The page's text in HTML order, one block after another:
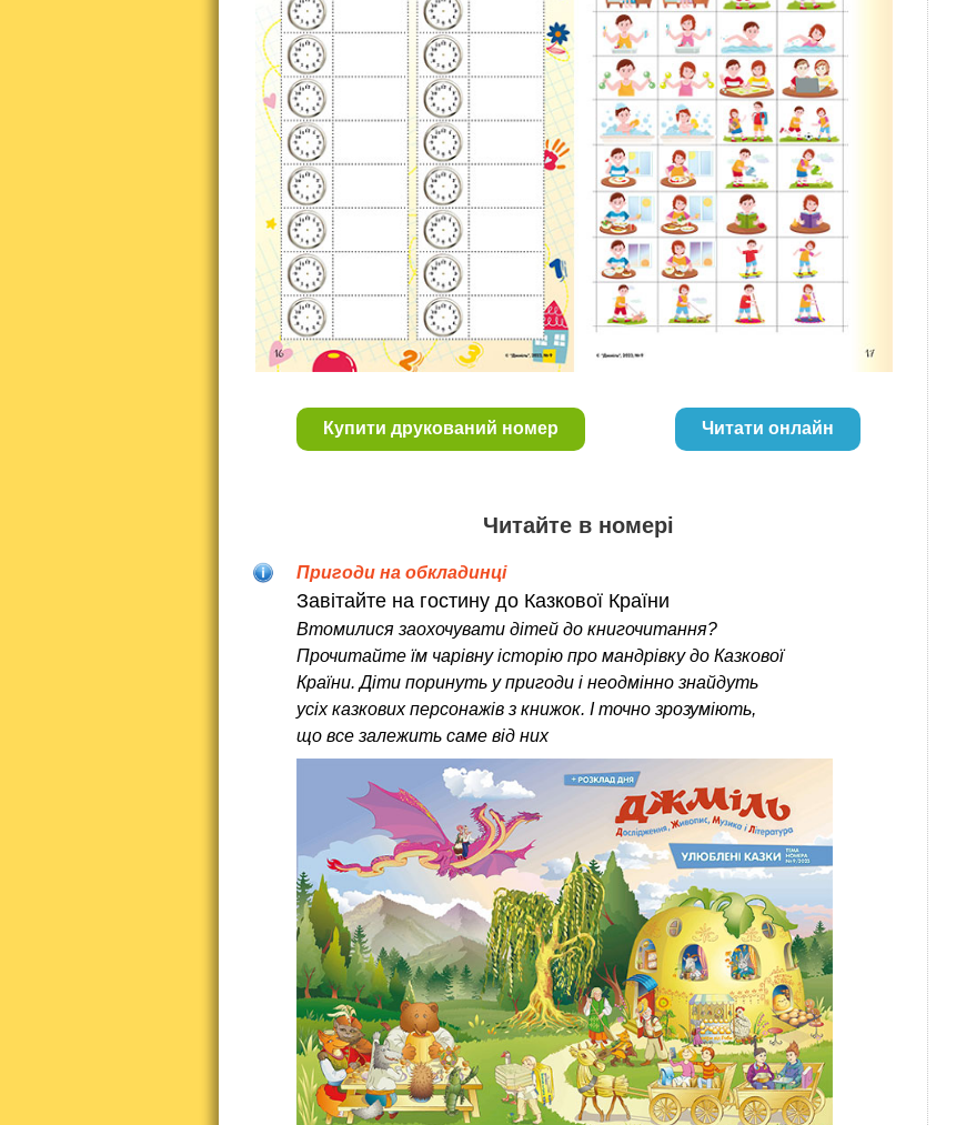
Купити друкований номер Читати онлайн
Читайте в номері
Пригоди на обкладинці
Завітайте на гостину до Казкової Країни
Втомилися заохочувати дітей до книгочитання?
Прочитайте їм чарівну історію про мандрівку до Казкової
Країни. Діти поринуть у пригоди і неодмінно знайдуть
усіх казкових персонажів з книжок. І точно зрозуміють,
що все залежить саме від них